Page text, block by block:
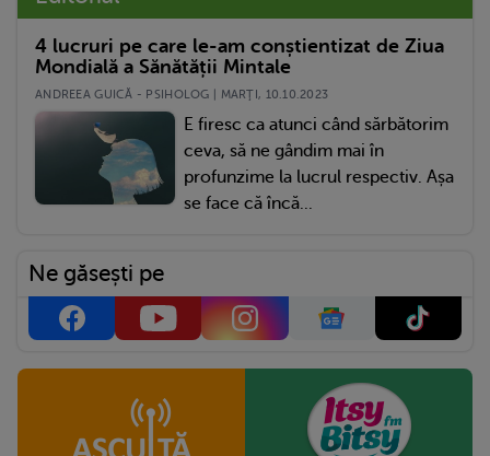
4 lucruri pe care le-am conștientizat de Ziua
Mondială a Sănătății Mintale
ANDREEA GUICĂ - PSIHOLOG | MARŢI, 10.10.2023
E firesc ca atunci când sărbătorim
ceva, să ne gândim mai în
profunzime la lucrul respectiv. Așa
se face că încă...
Ne găsești pe